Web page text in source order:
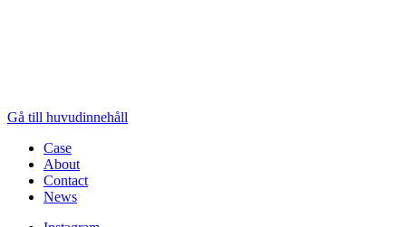
Gå till huvudinnehåll
Case
About
Contact
News